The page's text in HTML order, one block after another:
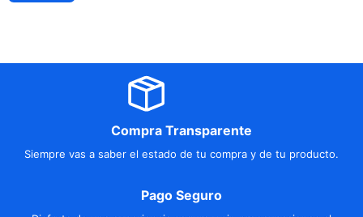
Compra Transparente
Siempre vas a saber el estado de tu compra y de tu producto.
Pago Seguro